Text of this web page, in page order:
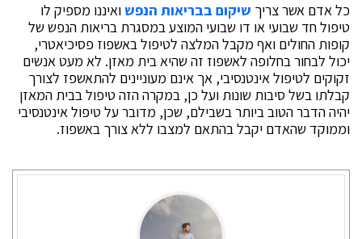
כל אדם אשר צריך שיקום בבריאות הנפשואיננו מספיק לו
טיפול חד שבועי או דו שבועי המוצע במסגרת בריאות הנפש של
קופות החולים ואף מקבל המלצה לטיפול באשפוז פסיכיאטרי,
יכול לבחור בחלופה לאשפוז זה שהיא בית מאזן. לא מעט אנשים
זקוקים לטיפול אינטנסיבי, אך אינם מעוניינים להתאשפז לצורך
קבלתו בשל סיבות שונות ועל כן, במקרה הזה טיפול בבית המאזן
יהיה הדבר הטוב ביותר בשבילם, שכן, מדובר על טיפול אינטנסיבי
וממוקד שהאדם יקבל בהתאם למצבו ללא צורך באשפוז.